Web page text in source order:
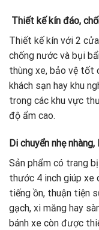
Thiết kế kín đáo,
Thiết kế kín với 2
chống nước và bụi
thùng xe, bảo vệ tốt
khách sạn hay khu
trong các khu vực
độ ẩm cao.
Di chuyển nhẹ
Sản phẩm có trang
thước 4 inch giúp xe
tiếng ồn, thuận tiện
gạch, xi măng hay
bánh xe còn được